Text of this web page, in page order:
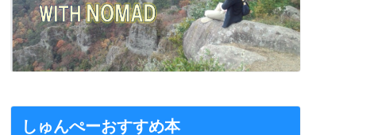
しゅんぺーおすすめ本